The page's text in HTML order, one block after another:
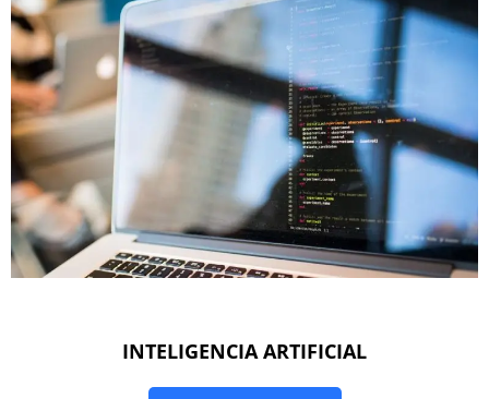
INTELIGENCIA ARTIFICIAL